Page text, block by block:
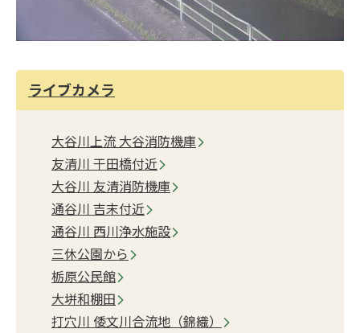
ライブカメラ
大谷川上流 大谷消防機庫
友清川 干田橋付近
大谷川 友清消防機庫
通谷川 吉末付近
通谷川 西川浄水施設
三休公園から
栃原公民館
大垪和棚田
打穴川 倭文川合流地（錦織）